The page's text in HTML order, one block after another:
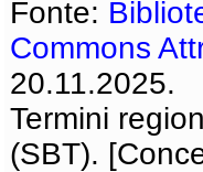
Fonte:
Commons
20.11.2025.
Termini
(SBT).